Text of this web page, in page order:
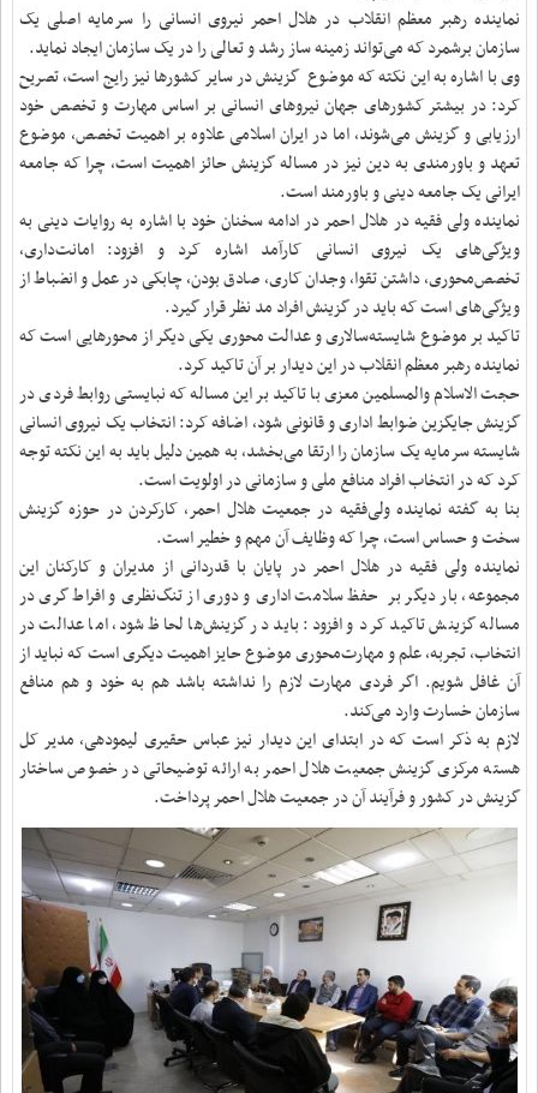
نماینده رهبر معظم انقلاب در هلال احمر نیروی انسانی را سرمایه اصلی یک
سازمان برشمرد که می‌تواند زمینه ساز رشد و تعالی را در یک سازمان ایجاد نماید.
وی با اشاره به این نکته که موضوع گزینش در سایر کشورها نیز رایج است، تصریح
کرد: در بیشتر کشورهای جهان نیروهای انسانی بر اساس مهارت و تخصص خود
ارزیابی و گزینش می‌شوند، اما در ایران اسلامی علاوه بر اهمیت تخصص، موضوع
تعهد و باورمندی به دین نیز در مساله گزینش حائز اهمیت است، چرا که جامعه
ایرانی یک جامعه دینی و باورمند است.
نماینده ولی فقیه در هلال احمر در ادامه سخنان خود با اشاره به روایات دینی به
ویژگی‌های یک نیروی انسانی کارآمد اشاره کرد و افزود: امانت‌داری،
تخصص‌محوری، داشتن تقوا، وجدان کاری، صادق بودن، چابکی در عمل و انضباط از
ویژگی‌های است که باید در گزینش افراد مد نظر قرار گیرد.
تاکید بر موضوع شایسته‌سالاری و عدالت محوری یکی دیگر از محورهایی است که
نماینده رهبر معظم انقلاب در این دیدار بر آن تاکید کرد.
حجت الاسلام والمسلمین معزی با تاکید بر این مساله که نبایستی روابط فردی در
گزینش جایگزین ضوابط اداری و قانونی شود، اضافه کرد: انتخاب یک نیروی انسانی
شایسته سرمایه یک سازمان را ارتقا می‌بخشد، به همین دلیل باید به این نکته توجه
کرد که در انتخاب افراد منافع ملی و سازمانی در اولویت است.
بنا به گفته نماینده ولی‌فقیه در جمعیت هلال احمر، کارکردن در حوزه گزینش
سخت و حساس است، چرا که وظایف آن مهم و خطیر است.
نماینده ولی فقیه در هلال احمر در پایان با قدردانی از مدیران و کارکنان این
مجموعه، بار دیگر بر حفظ سلامت اداری و دوری از تنگ‌نظری و افراط گری در
مساله گزینش تاکید کرد و افزود: باید در گزینش‌ها لحاظ شود، اما عدالت در
انتخاب، تجربه، علم و مهارت‌محوری موضوع حایز اهمیت دیگری است که نباید از
آن غافل شویم. اگر فردی مهارت لازم را نداشته باشد هم به خود و هم منافع
سازمان خسارت وارد می‌کند.
لازم به ذکر است که در ابتدای این دیدار نیز عباس حقیری لیمودهی، مدیر کل
هسته مرکزی گزینش جمعیت هلال احمر به ارائه توضیحاتی در خصوص ساختار
گزینش در کشور و فرآیند آن در جمعیت هلال احمر پرداخت.